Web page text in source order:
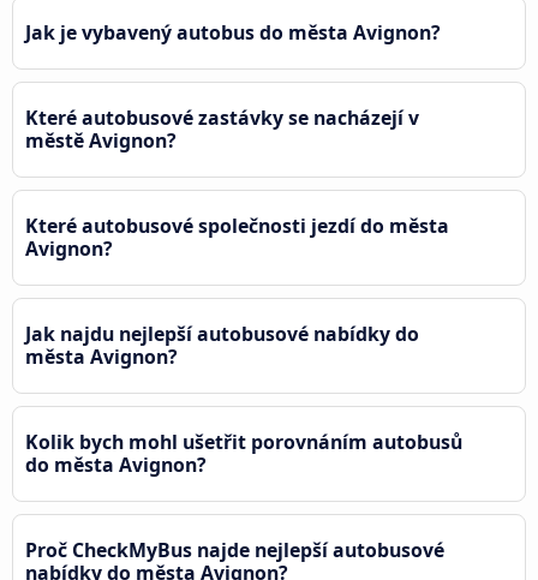
Jak je vybavený autobus do města Avignon?
Které autobusové zastávky se nacházejí v
městě Avignon?
Které autobusové společnosti jezdí do města
Avignon?
Jak najdu nejlepší autobusové nabídky do
města Avignon?
Kolik bych mohl ušetřit porovnáním autobusů
do města Avignon?
Proč CheckMyBus najde nejlepší autobusové
nabídky do města Avignon?